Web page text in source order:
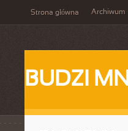
Strona główna Archiwum
BUDZI